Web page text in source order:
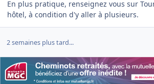
En plus pratique, renseignez vous sur
hôtel, à condition d'y aller à plusieurs.
2 semaines plus tard...